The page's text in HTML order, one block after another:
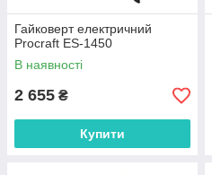
Гайковерт електричний
Procraft ES-1450
В наявності
2 655 ₴
Купити